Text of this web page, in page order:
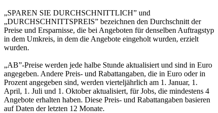
„SPAREN SIE DURCHSCHNITTLICH” und
„DURCHSCHNITTSPREIS” bezeichnen den Durchschnitt der
Preise und Ersparnisse, die bei Angeboten für denselben Auftragstyp
in dem Umkreis, in dem die Angebote eingeholt wurden, erzielt
wurden.
„AB”-Preise werden jede halbe Stunde aktualisiert und sind in Euro
angegeben. Andere Preis- und Rabattangaben, die in Euro oder in
Prozent angegeben sind, werden vierteljährlich am 1. Januar, 1.
April, 1. Juli und 1. Oktober aktualisiert, für Jobs, die mindestens 4
Angebote erhalten haben. Diese Preis- und Rabattangaben basieren
auf Daten der letzten 12 Monate.